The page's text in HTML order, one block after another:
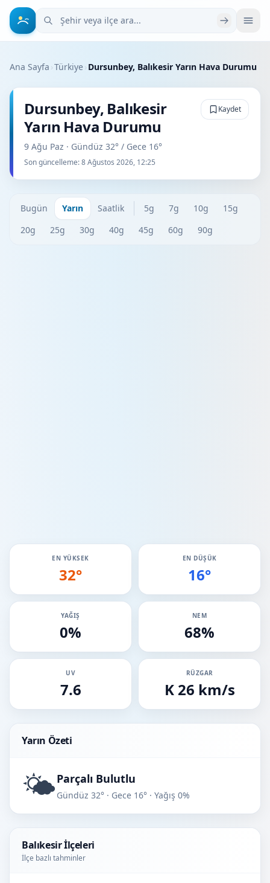
Şehir veya ilçe ara
Ana Sayfa ›Türkiye› Dursunbey, Balıkesir Yarın Hava Durumu
Dursunbey, Balıkesir
Yarın Hava Durumu
9 Ağu Paz · Gündüz 32° / Gece 16°
Son güncelleme:8 Ağustos 2026, 12:25
Kaydet
Bugün Yarın Saatlik 5g 7g 10g
15g
20g
25g 30g 40g 45g 60g 90g
EN YÜKSEK
32°
EN DÜŞÜK
16°
YAĞIŞ
0%
NEM
68%
UV
7.6
RÜZGAR
K 26 km/s
Yarın Özeti
🌤️Parçalı Bulutlu
Gündüz 32° · Gece 16° · Yağış 0%
Balıkesir İlçeleri
İlçe bazlı tahminler